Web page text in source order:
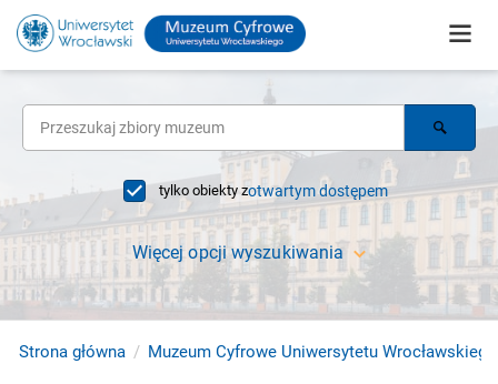
tylko obiekty zotwartym dostępem
Więcej opcji wyszukiwania
Strona główna Muzeum Cyfrowe Uniwersytetu Wrocławskiego